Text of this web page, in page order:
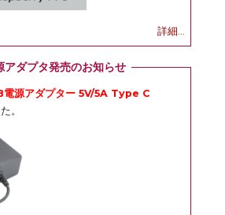
詳細...
アダプタ発売のお知らせ
電源アダプター 5V/5A Type C
。